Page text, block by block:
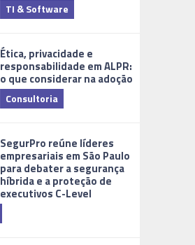
TI & Software
Ética, privacidade e
responsabilidade em ALPR:
o que considerar na adoção
Consultoria
SegurPro reúne líderes
empresariais em São Paulo
para debater a segurança
híbrida e a proteção de
executivos C-Level